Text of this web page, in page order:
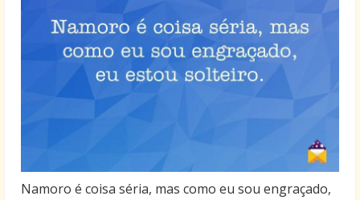
Namoro é coisa séria, mas como eu sou engraçado,